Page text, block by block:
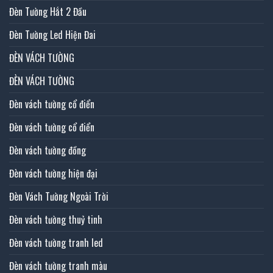
Đèn Tường Hắt 2 Đầu
Đèn Tường Led Hiện Đai
ĐÈN VÁCH TƯỜNG
ĐÈN VÁCH TƯỜNG
Đèn vách tường cổ điển
Đèn vách tường cổ điển
Đèn vách tường đồng
Đèn vách tường hiện đại
Đèn Vách Tường Ngoài Trời
Đèn vách tường thuỷ tinh
Đèn vách tường tranh led
Đèn vách tường tranh màu